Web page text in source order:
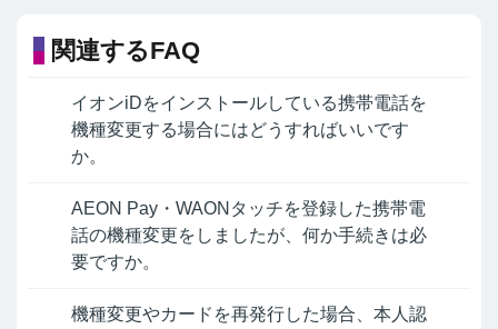
関連するFAQ
イオンiDをインストールしている携帯電話を
機種変更する場合にはどうすればいいです
か。
AEON Pay・WAONタッチを登録した携帯電
話の機種変更をしましたが、何か手続きは必
要ですか。
機種変更やカードを再発行した場合、本人認